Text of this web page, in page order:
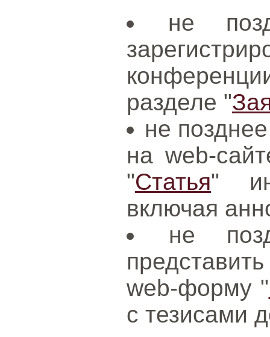
не
разделе "
не
на web-
"Статья"
включая
не
web-форму "
с тезисами